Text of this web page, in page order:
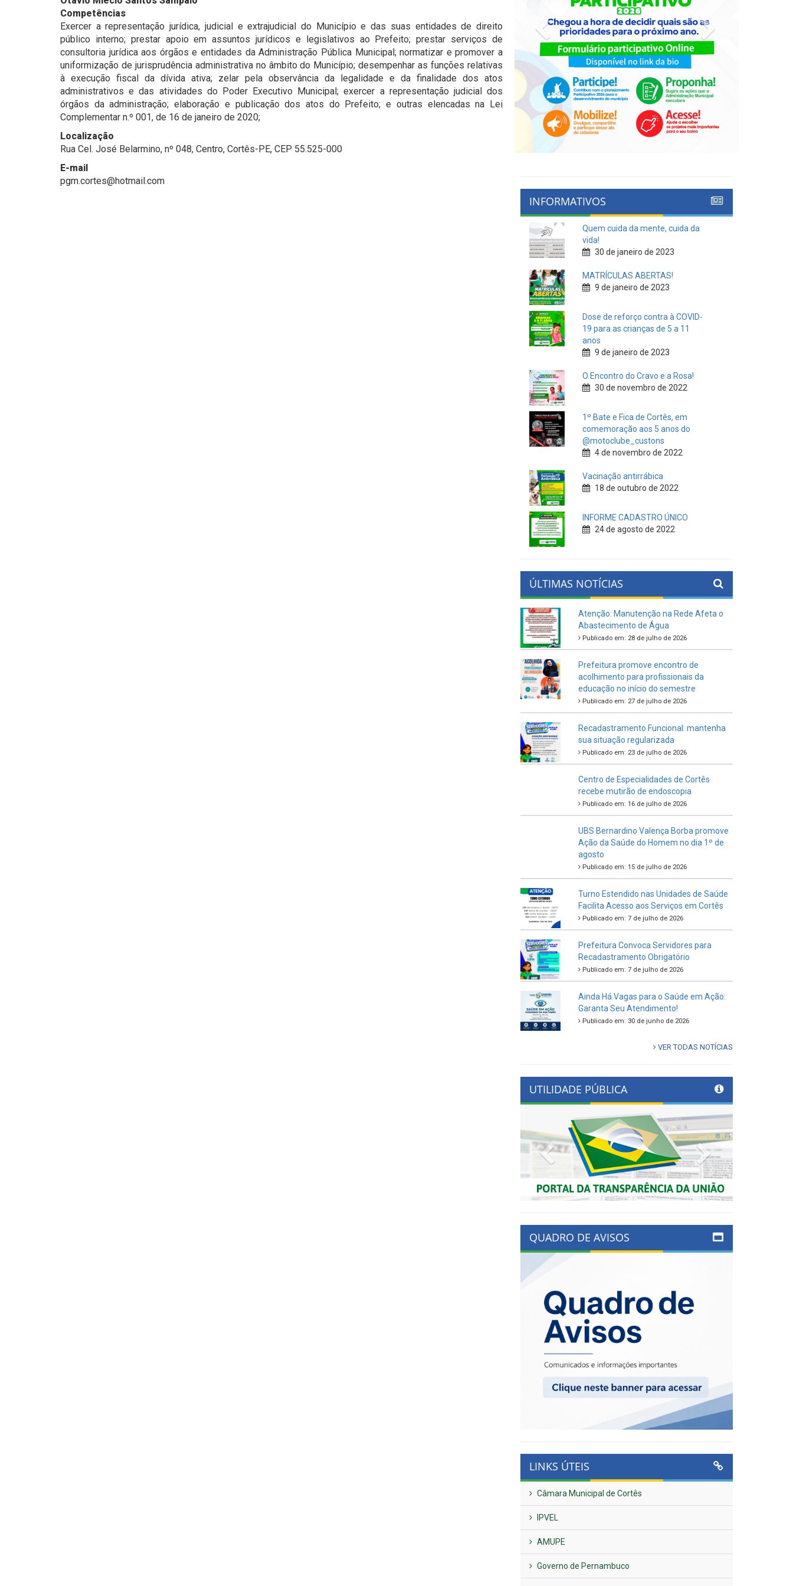
Competências
Exercer a representação jurídica, judicial e extrajudicial do Município e das suas entidades de direito
público interno; prestar apoio em assuntos jurídicos e legislativos ao Prefeito; prestar serviços de
consultoria jurídica aos órgãos e entidades da Administração Pública Municipal; normatizar e promover a
uniformização de jurisprudência administrativa no âmbito do Município; desempenhar as funções relativas
à execução fiscal da dívida ativa; zelar pela observância da legalidade e da finalidade dos atos
administrativos e das atividades do Poder Executivo Municipal; exercer a representação judicial dos
órgãos da administração; elaboração e publicação dos atos do Prefeito; e outras elencadas na Lei
Complementar n.º 001, de 16 de janeiro de 2020;
Localização
Rua Cel. José Belarmino, nº 048, Centro, Cortês-PE, CEP 55.525-000
E-mail
pgm.cortes@hotmail.com
Previous
INFORMATIVOS
Quem cuida da mente, cuida da
vida!
30 de janeiro de 2023
MATRÍCULAS ABERTAS!
9 de janeiro de 2023
Dose de reforço contra à COVID-
19 para as crianças de 5 a 11
anos
9 de janeiro de 2023
O Encontro do Cravo e a Rosa!
30 de novembro de 2022
1º Bate e Fica de Cortês, em
comemoração aos 5 anos do
@motoclube_custons
4 de novembro de 2022
Vacinação antirrábica
18 de outubro de 2022
INFORME CADASTRO ÚNICO
24 de agosto de 2022
ÚLTIMAS NOTÍCIAS
Atenção: Manutenção na Rede Afeta o
Abastecimento de Água
Publicado em: 28 de julho de 2026
Prefeitura promove encontro de
acolhimento para profissionais da
educação no início do semestre
Publicado em: 27 de julho de 2026
Recadastramento Funcional: mantenha
sua situação regularizada
Publicado em: 23 de julho de 2026
Centro de Especialidades de Cortês
recebe mutirão de endoscopia
Publicado em: 16 de julho de 2026
UBS Bernardino Valença Borba promove
Ação da Saúde do Homem no dia 1º de
agosto
Publicado em: 15 de julho de 2026
Turno Estendido nas Unidades de Saúde
Facilita Acesso aos Serviços em Cortês
Publicado em: 7 de julho de 2026
Prefeitura Convoca Servidores para
Recadastramento Obrigatório
Publicado em: 7 de julho de 2026
Ainda Há Vagas para o Saúde em Ação:
Garanta Seu Atendimento!
Publicado em: 30 de junho de 2026
VER TODAS NOTÍCIAS
UTILIDADE PÚBLICA
Previous Next
QUADRO DE AVISOS
LINKS ÚTEIS
Câmara Municipal de Cortês
IPVEL
AMUPE
Governo de Pernambuco